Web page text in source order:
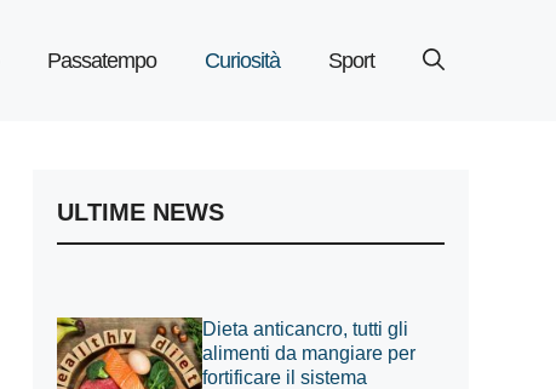
Passatempo Curiosità Sport
ULTIME NEWS
Dieta anticancro, tutti gli
alimenti da mangiare per
fortificare il sistema